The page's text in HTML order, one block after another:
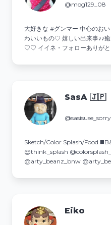
@mog129_08
大好きな #グンマー 中心の⁡お
わいいもの♡ 嬉しい出来事♪♪
♡♡ イイネ・フォローありがと
SasA 🇯🇵
@sasisuse_sorry
Sketch/Color Splash/Food
@think_splash
@arty_beanz_bnw
Eiko